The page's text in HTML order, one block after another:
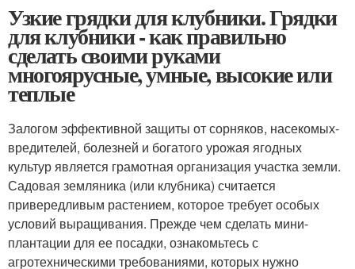
Узкие грядки для клубники. Грядки
для клубники - как правильно
сделать своими руками
многоярусные, умные, высокие или
теплые
Залогом эффективной защиты от сорняков, насекомых-
вредителей, болезней и богатого урожая ягодных
культур является грамотная организация участка земли.
Садовая земляника (или клубника) считается
привередливым растением, которое требует особых
условий выращивания. Прежде чем сделать мини-
плантации для ее посадки, ознакомьтесь с
агротехническими требованиями, которых нужно